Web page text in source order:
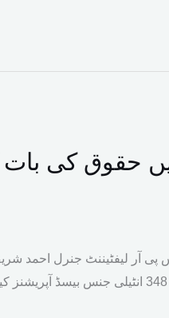
حقوق کی بات
پی آر لیفٹیننٹ جنرل